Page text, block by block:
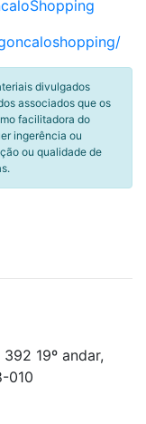
divulgados
associados que os
facilitadora do
ingerência ou
ou qualidade de
19º andar,
010